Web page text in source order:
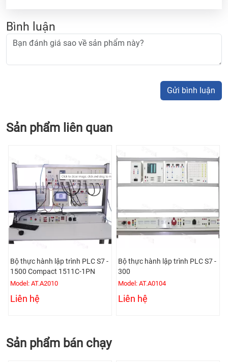
Bình luận
Gửi bình luận
Sản phẩm liên quan
PLC S7 -
1PN
Bộ thực hành lập trình PLC S7 -
300
Model: AT.A0104
Bộ thực hành lập trình
Model: AT.A3305
Sản phẩm bán chạy